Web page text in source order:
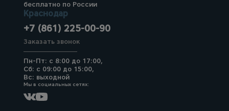
бесплатно по России
Краснодар
+7 (861) 225-00-90
Заказать звонок
Пн-Пт: с 8:00 до 17:00,
Сб: с 09:00 до 15:00,
Вс: выходной
Мы в социальных сетях: